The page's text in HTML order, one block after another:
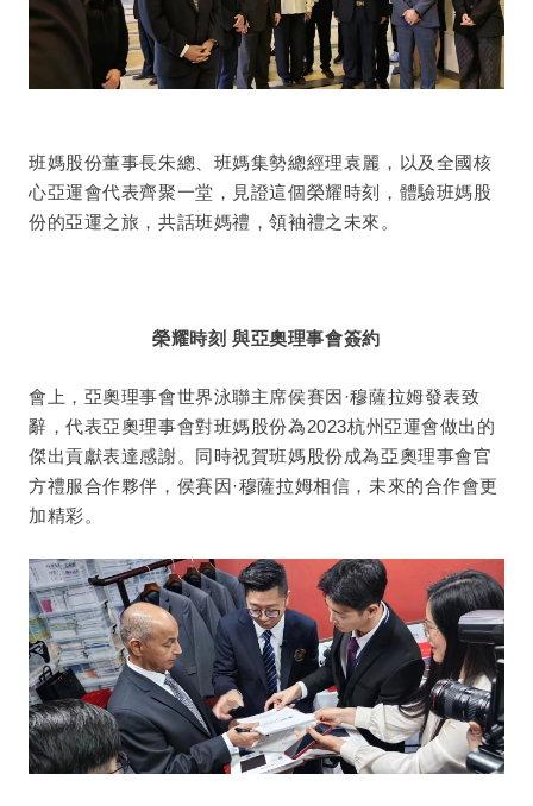
班媽股份董事長朱總、班媽集勢總經理袁麗，以及全國核
心亞運會代表齊聚一堂，見證這個榮耀時刻，體驗班媽股
份的亞運之旅，共話班媽禮，領袖禮之未來。
榮耀時刻 與亞奧理事會簽約
會上，亞奧理事會世界泳聯主席侯賽因·穆薩拉姆發表致
辭，代表亞奧理事會對班媽股份為2023杭州亞運會做出的
傑出貢獻表達感謝。同時祝賀班媽股份成為亞奧理事會官
方禮服合作夥伴，侯賽因·穆薩拉姆相信，未來的合作會更
加精彩。